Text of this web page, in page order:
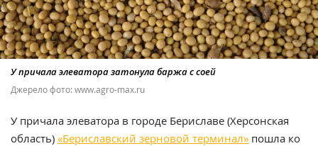
У причала элеватора затонула баржа с соей
Джерело фото: www.agro-max.ru
У причала элеватора в городе Бериславе (Херсонская
область) «Бериславский зерновой терминал» пошла ко